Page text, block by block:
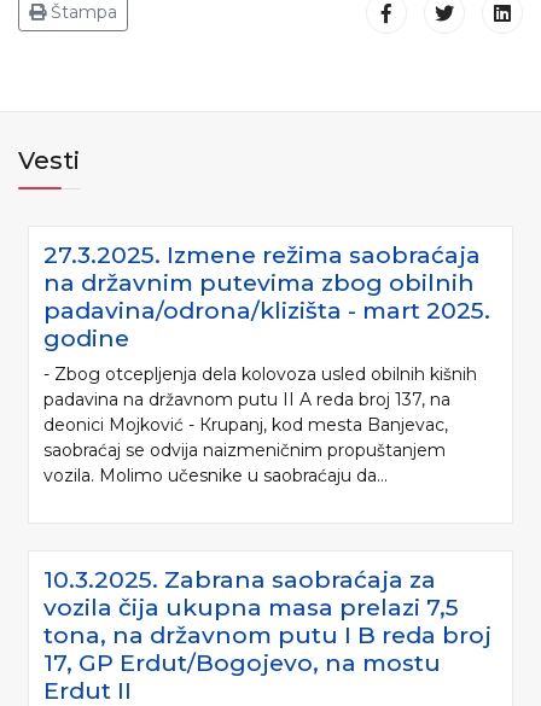
Štampa
Vesti
27.3.2025. Izmene režima saobraćaja
na državnim putevima zbog obilnih
padavina/odrona/klizišta - mart 2025.
godine
- Zbog otcepljenja dela kolovoza usled obilnih kišnih
padavina na državnom putu II A reda broj 137, na
deonici Mojković - Кrupanj, kod mesta Banjevac,
saobraćaj se odvija naizmeničnim propuštanjem
vozila. Molimo učesnike u saobraćaju da...
10.3.2025. Zabrana saobraćaja za
vozila čija ukupna masa prelazi 7,5
tona, na državnom putu I B reda broj
17, GP Erdut/Bogojevo, na mostu
Erdut II